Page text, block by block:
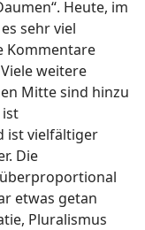
Heute, im
sehr viel
Kommentare
weitere
Mitte sind hinzu
ist
ist vielfältiger
Die
etwas getan
Pluralismus